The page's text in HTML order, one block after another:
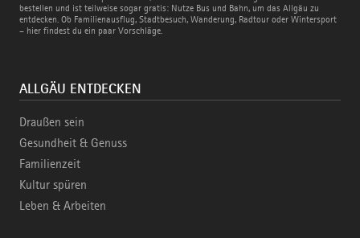
bestellen und ist teilweise sogar gratis: Nutze Bus und Bahn, um das Allgäu zu
entdecken. Ob Familienausflug, Stadtbesuch, Wanderung, Radtour oder Wintersport
– hier findest du ein paar Vorschläge.
und
Bahn
ALLGÄU ENTDECKEN
Draußen sein
Gesundheit & Genuss
Familienzeit
Kultur spüren
Leben & Arbeiten